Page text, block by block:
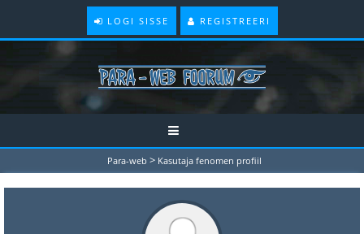
LOGI SISSE REGISTREERI
Para-web > Kasutaja fenomen profiil